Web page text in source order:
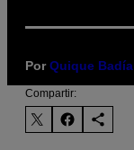
PorQuique Badía
Compartir: